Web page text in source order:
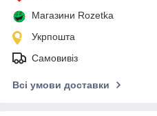
Магазини Rozetka
Укрпошта
Самовивіз
Всі умови доставки